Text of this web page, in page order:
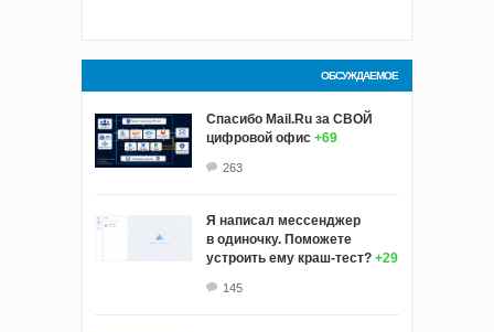
ОБСУЖДАЕМОЕ
Спасибо Mail.Ru за СВОЙ
цифровой офис +69
263
Я написал мессенджер
в одиночку. Поможете
устроить ему краш‑тест? +29
145